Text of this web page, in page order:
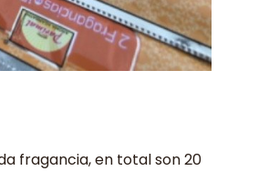
fragancia, en total son 20